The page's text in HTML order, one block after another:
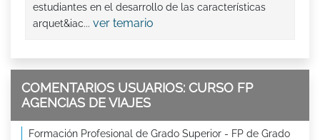
estudiantes en el desarrollo de las características
arquet&iac... ver temario
COMENTARIOS USUARIOS: CURSO FP
AGENCIAS DE VIAJES
Formación Profesional de Grado Superior - FP de Grado